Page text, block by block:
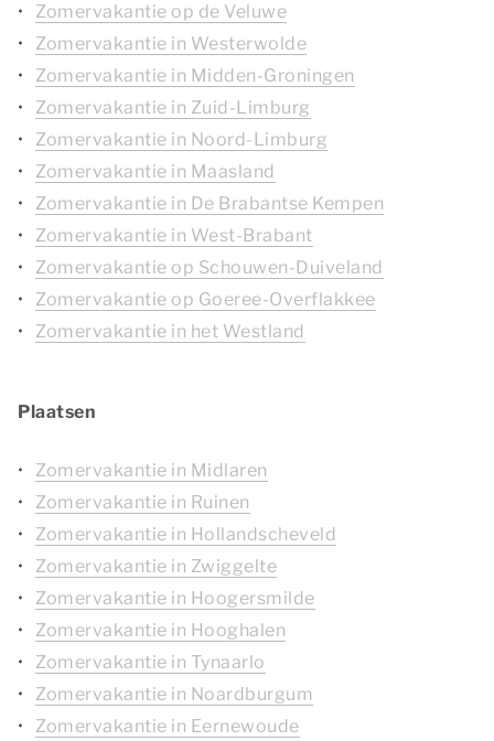
Zomervakantie op de Veluwe
Zomervakantie in Westerwolde
Zomervakantie in Midden-Groningen
Zomervakantie in Zuid-Limburg
Zomervakantie in Noord-Limburg
Zomervakantie in Maasland
Zomervakantie in De Brabantse Kempen
Zomervakantie in West-Brabant
Zomervakantie op Schouwen-Duiveland
Zomervakantie op Goeree-Overflakkee
Zomervakantie in het Westland
Plaatsen
Zomervakantie in Midlaren
Zomervakantie in Ruinen
Zomervakantie in Hollandscheveld
Zomervakantie in Zwiggelte
Zomervakantie in Hoogersmilde
Zomervakantie in Hooghalen
Zomervakantie in Tynaarlo
Zomervakantie in Noardburgum
Zomervakantie in Eernewoude